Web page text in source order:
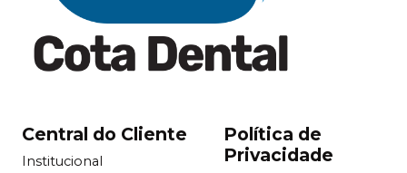
Central do Cliente
Institucional
Política de
Privacidade